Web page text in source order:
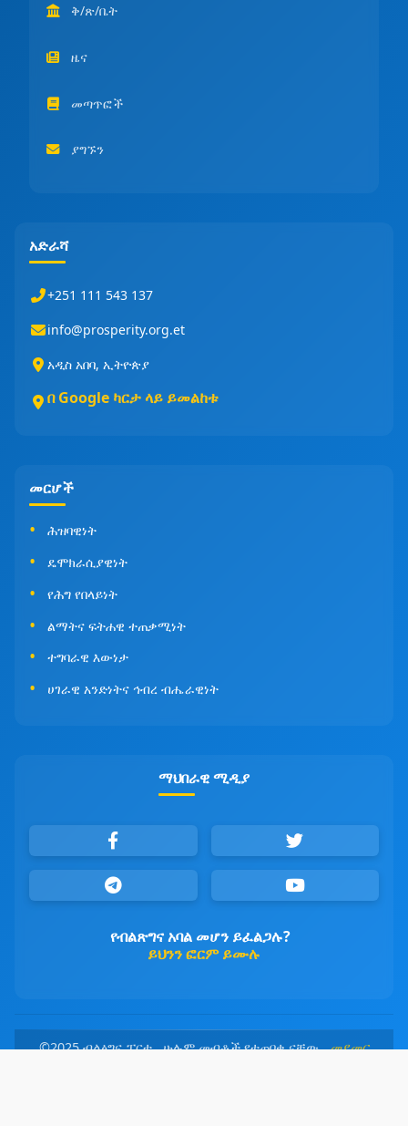
ቅ/ጽ/ቤት
ዜና
መጣጥፎች
ያግኙን
አድራሻ
+251 111 543 137
info@prosperity.org.et
አዲስ አበባ, ኢትዮጵያ
በ Google ካርታ ላይ ይመልከቱ
መርሆች
ሕዝባዊነት
ዴሞክራሲያዊነት
የሕግ የበላይነት
ልማትና ፍትሐዊ ተጠቃሚነት
ተግባራዊ እውነታ
ሀገራዊ አንድነትና ኅብረ ብሔራዊነት
ማህበራዊ ሚዲያ
የብልጽግና አባል መሆን ይፈልጋሉ?
ይህንን ፎርም ይሙሉ
©2025 ብልፅግና ፓርቲ ሁሉም መብቶች የተጠበቁ ናቸውመደመር